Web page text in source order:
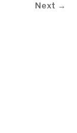
Next →